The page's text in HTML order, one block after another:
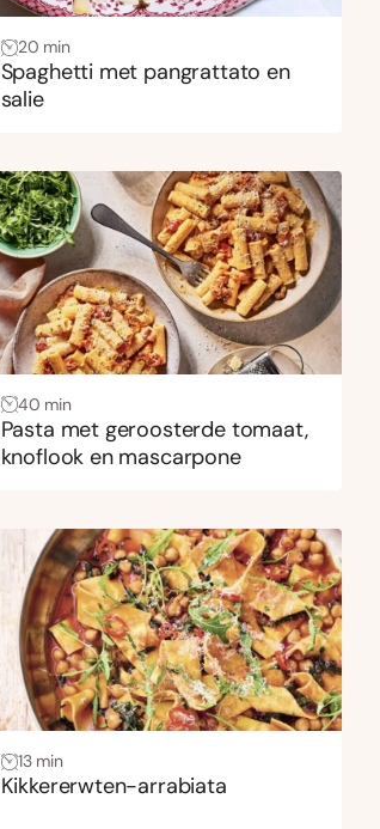
20 min
Spaghetti met pangrattato en
salie
40 min
Pasta met geroosterde tomaat,
knoflook en mascarpone
13 min
Kikkererwten-arrabiata